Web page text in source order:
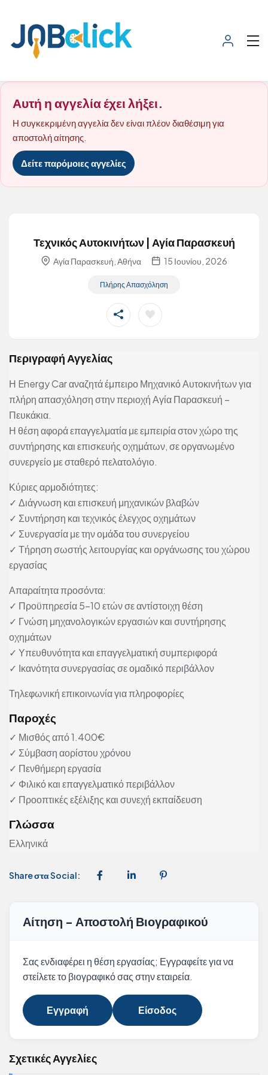
Αυτή η αγγελία έχει λήξει.
Η συγκεκριμένη αγγελία δεν είναι πλέον διαθέσιμη για
αποστολή αίτησης.
Δείτε παρόμοιες αγγελίες
Τεχνικός Αυτοκινήτων | Αγία Παρασκευή
Αγία Παρασκευή, Αθήνα 15 Ιουνίου, 2026
Πλήρης Απασχόληση
Περιγραφή Αγγελίας
Η Energy Car αναζητά έμπειρο Μηχανικό Αυτοκινήτων για
πλήρη απασχόληση στην περιοχή Αγία Παρασκευή –
Πευκάκια.
Η θέση αφορά επαγγελματία με εμπειρία στον χώρο της
συντήρησης και επισκευής οχημάτων, σε οργανωμένο
συνεργείο με σταθερό πελατολόγιο.
Κύριες αρμοδιότητες:
✓ Διάγνωση και επισκευή μηχανικών βλαβών
✓ Συντήρηση και τεχνικός έλεγχος οχημάτων
✓ Συνεργασία με την ομάδα του συνεργείου
✓ Τήρηση σωστής λειτουργίας και οργάνωσης του χώρου
εργασίας
Απαραίτητα προσόντα:
✓ Προϋπηρεσία 5–10 ετών σε αντίστοιχη θέση
✓ Γνώση μηχανολογικών εργασιών και συντήρησης
οχημάτων
✓ Υπευθυνότητα και επαγγελματική συμπεριφορά
✓ Ικανότητα συνεργασίας σε ομαδικό περιβάλλον
Τηλεφωνική επικοινωνία για πληροφορίες
Παροχές
✓ Μισθός από 1.400€
✓ Σύμβαση αορίστου χρόνου
✓ Πενθήμερη εργασία
✓ Φιλικό και επαγγελματικό περιβάλλον
✓ Προοπτικές εξέλιξης και συνεχή εκπαίδευση
Γλώσσα
Ελληνικά
Share στα Social:
Αίτηση - Αποστολή Βιογραφικού
Σας ενδιαφέρει η θέση εργασίας; Εγγραφείτε για να
στείλετε το βιογραφικό σας στην εταιρεία.
Εγγραφή Είσοδος
Σχετικές Αγγελίες